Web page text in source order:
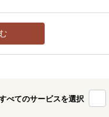
べてのサービスを選択